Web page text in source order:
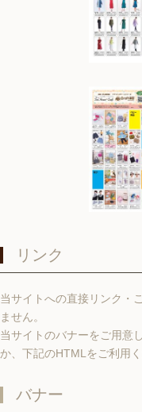
リンク
当サイトへの直接リンク・
ません。
当サイトのバナーをご用意
か、下記のHTMLをご利用く
バナー